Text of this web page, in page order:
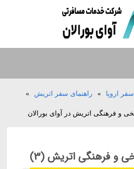
اروپا » راهنمای سفر اتریش »
و فرهنگی اتریش در آوای بورالان
و فرهنگی اتریش (3)